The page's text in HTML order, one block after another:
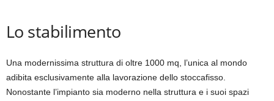
Lo stabilimento
Una modernissima struttura di oltre 1000 mq, l’unica al mondo
adibita esclusivamente alla lavorazione dello stoccafisso.
Nonostante l’impianto sia moderno nella struttura e i suoi spazi